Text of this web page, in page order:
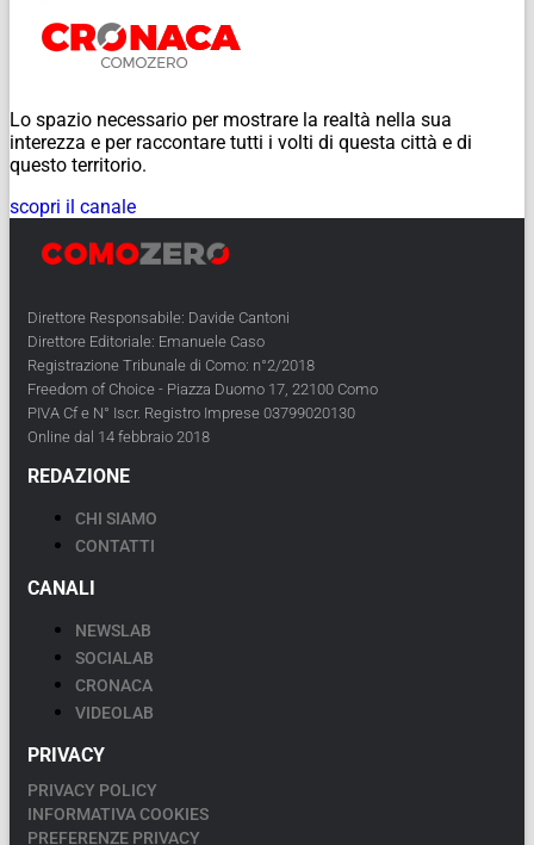
Lo spazio necessario per mostrare la realtà nella sua
interezza e per raccontare tutti i volti di questa città e di
questo territorio.
scopri il canale
Direttore Responsabile: Davide Cantoni
Direttore Editoriale: Emanuele Caso
Registrazione Tribunale di Como: n°2/2018
Freedom of Choice - Piazza Duomo 17, 22100 Como
PIVA Cf e N° Iscr. Registro Imprese 03799020130
Online dal 14 febbraio 2018
REDAZIONE
CHI SIAMO
CONTATTI
CANALI
NEWSLAB
SOCIALAB
CRONACA
VIDEOLAB
PRIVACY
PRIVACY POLICY
INFORMATIVA COOKIES
PREFERENZE PRIVACY